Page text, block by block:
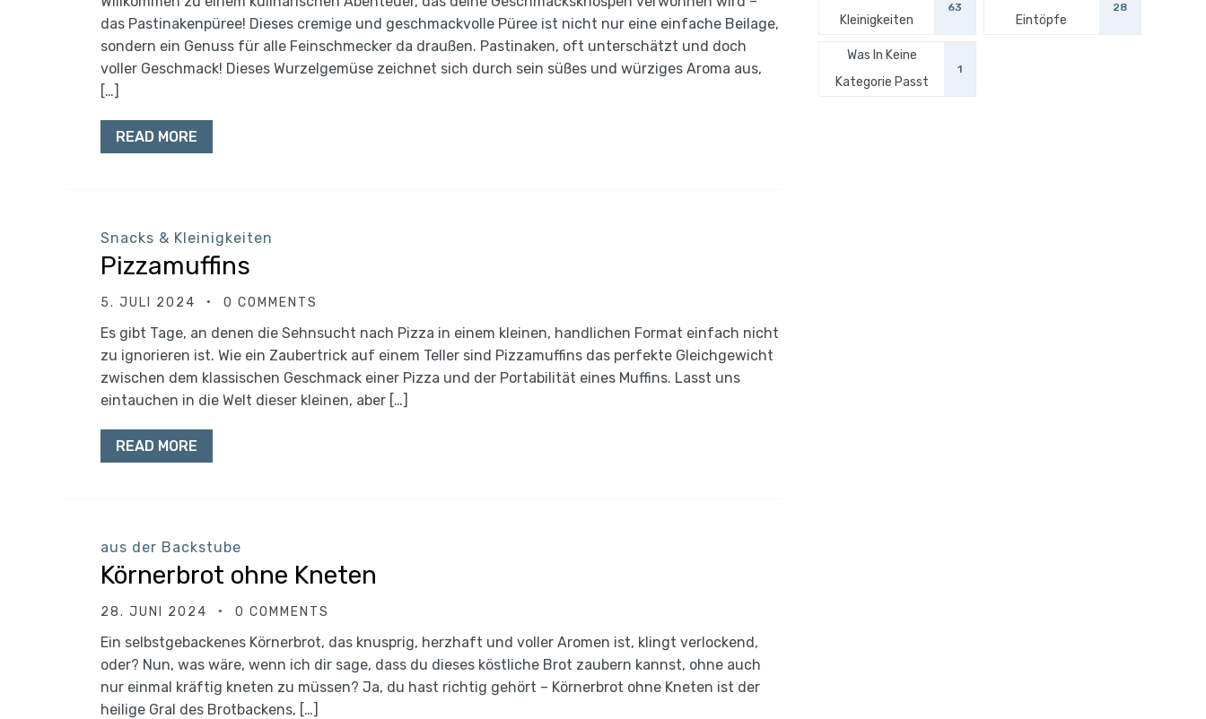
das Pastinakenpüree! Dieses cremige und geschmackvolle Püree ist nicht nur eine einfache Beilage,
sondern ein Genuss für alle Feinschmecker da draußen. Pastinaken, oft unterschätzt und doch
voller Geschmack! Dieses Wurzelgemüse zeichnet sich durch sein süßes und würziges Aroma aus,
[…]
READ MORE
Snacks & Kleinigkeiten
Pizzamuffins
5. JULI 2024 0 COMMENTS
Es gibt Tage, an denen die Sehnsucht nach Pizza in einem kleinen, handlichen Format einfach nicht
zu ignorieren ist. Wie ein Zaubertrick auf einem Teller sind Pizzamuffins das perfekte Gleichgewicht
zwischen dem klassischen Geschmack einer Pizza und der Portabilität eines Muffins. Lasst uns
eintauchen in die Welt dieser kleinen, aber […]
READ MORE
aus der Backstube
Körnerbrot ohne Kneten
28. JUNI 2024 0 COMMENTS
Ein selbstgebackenes Körnerbrot, das knusprig, herzhaft und voller Aromen ist, klingt verlockend,
oder? Nun, was wäre, wenn ich dir sage, dass du dieses köstliche Brot zaubern kannst, ohne auch
nur einmal kräftig kneten zu müssen? Ja, du hast richtig gehört – Körnerbrot ohne Kneten ist der
heilige Gral des Brotbackens, […]
Kleinigkeiten
63
Eintöpfe
28
Was In Keine
Kategorie Passt
1